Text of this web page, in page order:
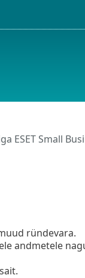
ESET Small
ründevara.
andmetele